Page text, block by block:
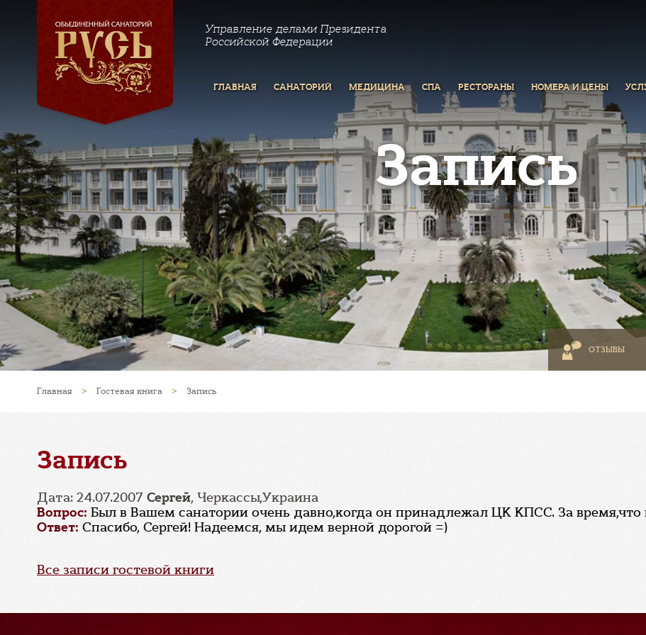
Управление делами Президента
Российской Федерации
ГЛАВНАЯ САНАТОРИЙ МЕДИЦИНА СПА РЕСТОРАНЫ НОМЕРА И ЦЕНЫ
Запись
ОТЗЫВЫ
Главная > Гостевая книга > Запись
Запись
Дата: 24.07.2007 Сергей, Черкассы,Украина
Вопрос: Был в Вашем санатории очень давно,когда он принадлежал ЦК КПСС. За
Ответ: Спасибо, Сергей! Надеемся, мы идем верной дорогой =)
Все записи гостевой книги